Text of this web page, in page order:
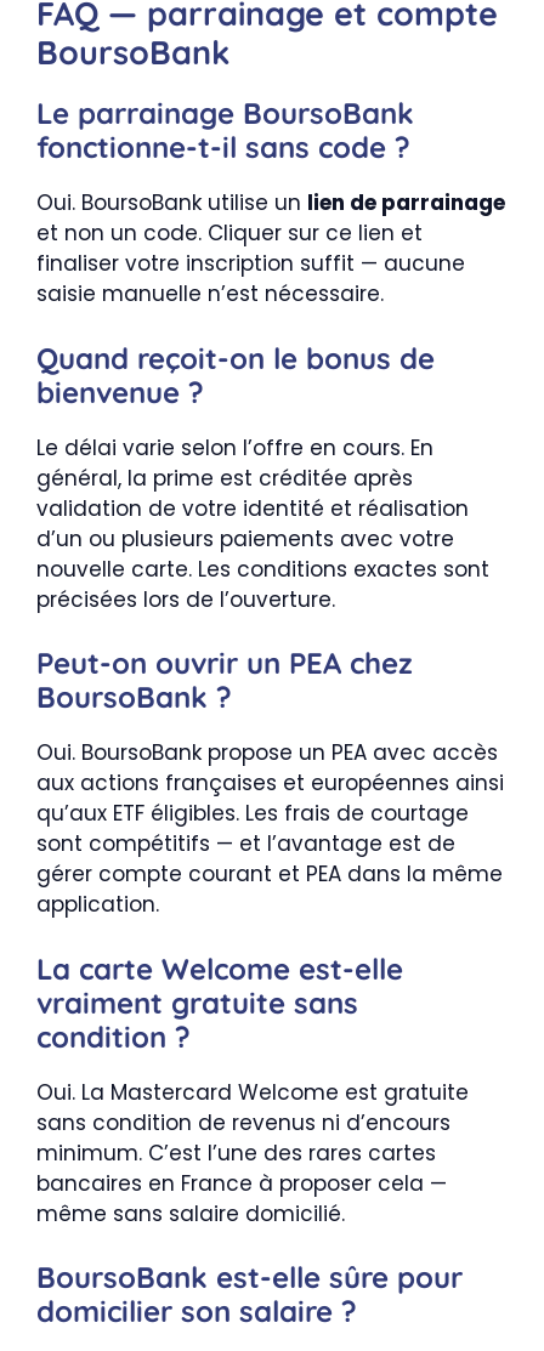
FAQ — parrainage et compte
BoursoBank
Le parrainage BoursoBank
fonctionne-t-il sans code ?
Oui. BoursoBank utilise un lien de parrainage
et non un code. Cliquer sur ce lien et
finaliser votre inscription suffit — aucune
saisie manuelle n’est nécessaire.
Quand reçoit-on le bonus de
bienvenue ?
Le délai varie selon l’offre en cours. En
général, la prime est créditée après
validation de votre identité et réalisation
d’un ou plusieurs paiements avec votre
nouvelle carte. Les conditions exactes sont
précisées lors de l’ouverture.
Peut-on ouvrir un PEA chez
BoursoBank ?
Oui. BoursoBank propose un PEA avec accès
aux actions françaises et européennes ainsi
qu’aux ETF éligibles. Les frais de courtage
sont compétitifs — et l’avantage est de
gérer compte courant et PEA dans la même
application.
La carte Welcome est-elle
vraiment gratuite sans
condition ?
Oui. La Mastercard Welcome est gratuite
sans condition de revenus ni d’encours
minimum. C’est l’une des rares cartes
bancaires en France à proposer cela —
même sans salaire domicilié.
BoursoBank est-elle sûre pour
domicilier son salaire ?